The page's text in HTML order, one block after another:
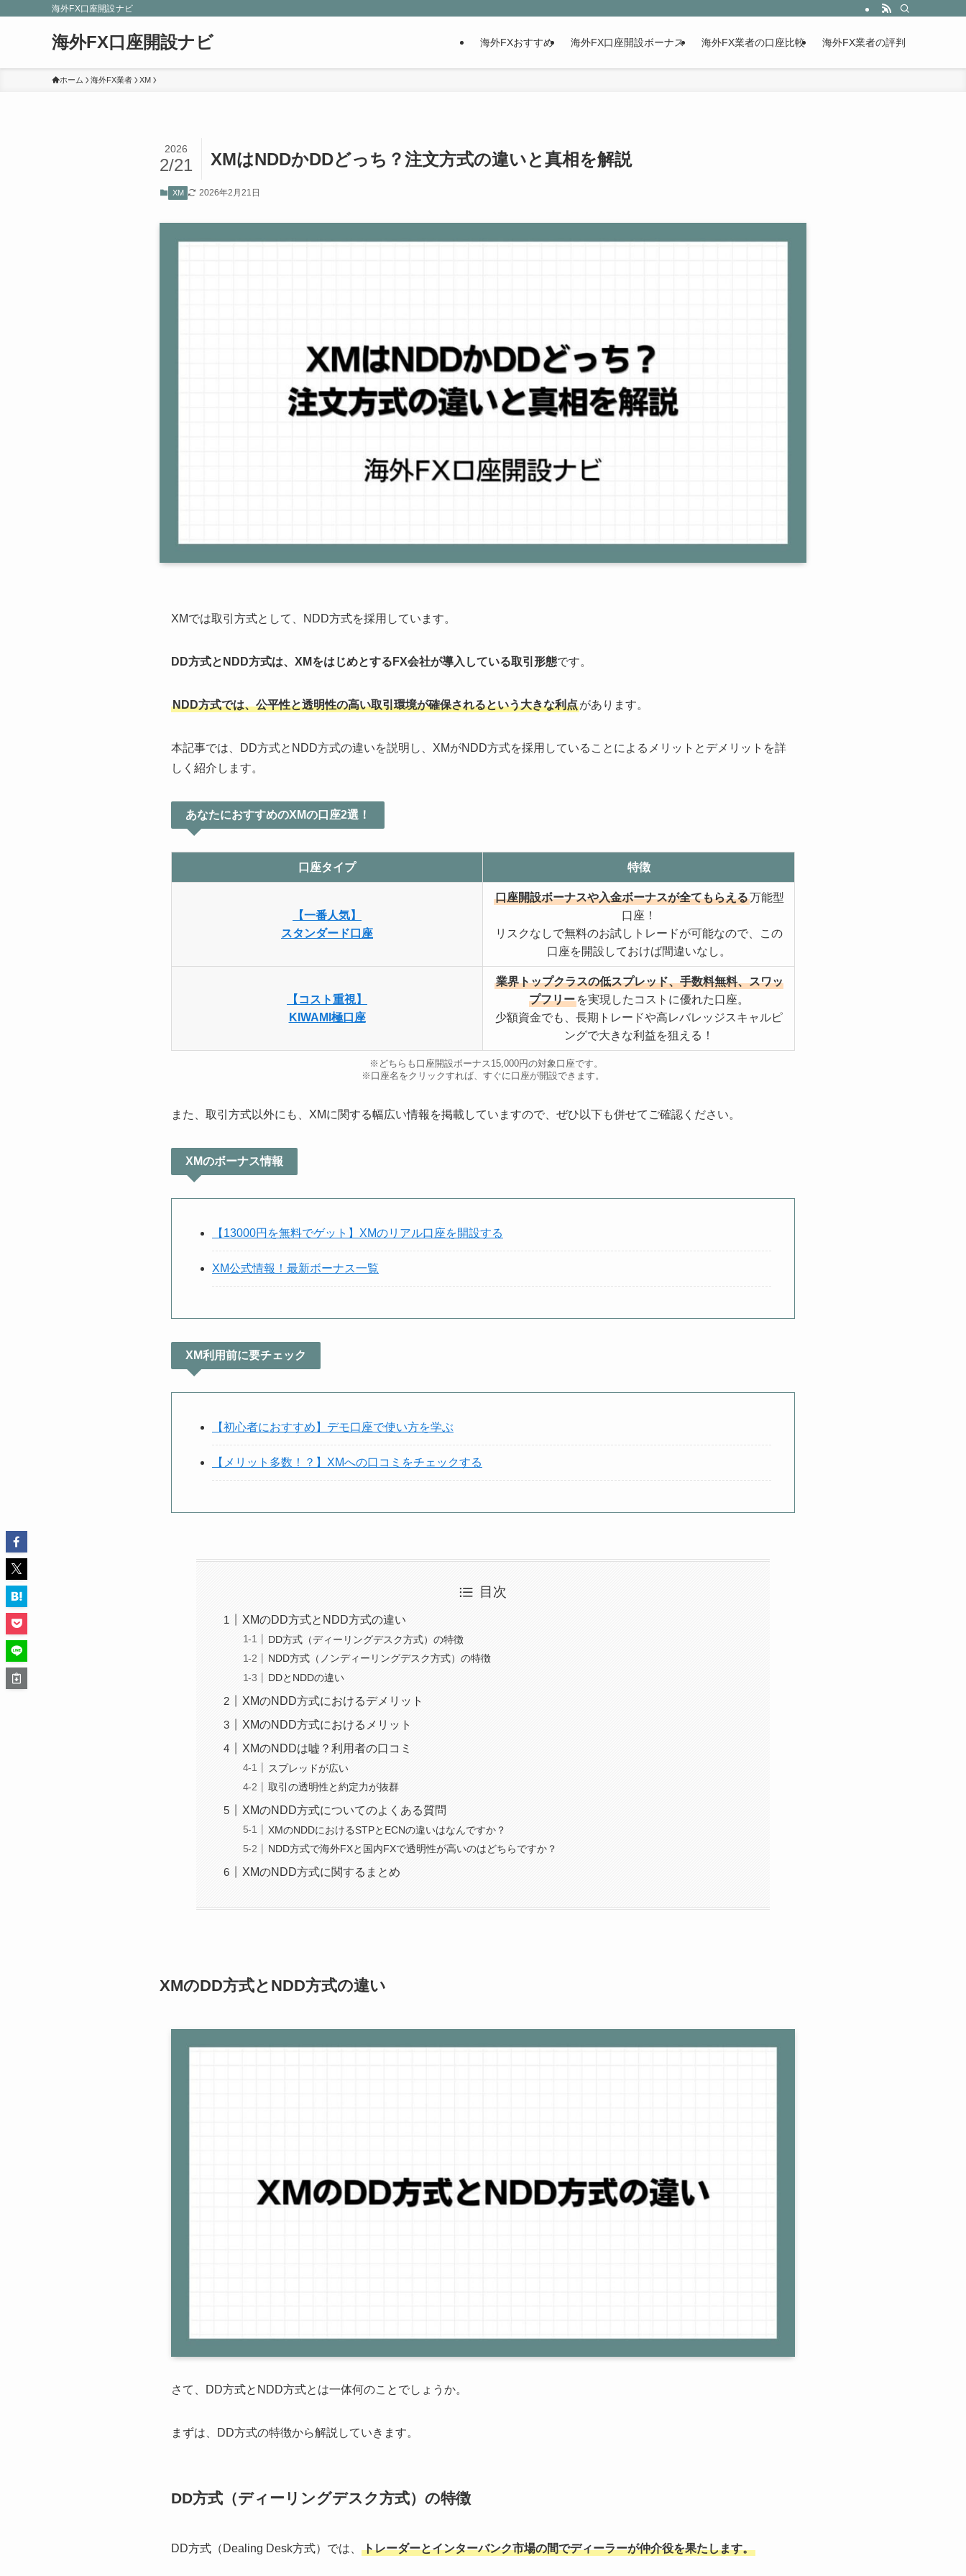
海外FX口座開設ナビ
海外FX口座開設ナビ 海外FXおすすめ 海外FX口座開設ボーナス 海外FX業者の口座比較 海外FX業者の評判
ホーム 海外FX業者 XM
XMはNDDかDDどっち？注文方式の違いと真相を解説
2026
2/21
XM 2026年2月21日
XMでは取引方式として、NDD方式を採用しています。
DD方式とNDD方式は、XMをはじめとするFX会社が導入している取引形態です。
NDD方式では、公平性と透明性の高い取引環境が確保されるという大きな利点があります。
本記事では、DD方式とNDD方式の違いを説明し、XMがNDD方式を採用していることによるメリットとデメリットを詳
しく紹介します。
あなたにおすすめのXMの口座2選！
口座タイプ 特徴
【一番人気】
スタンダード口座
口座開設ボーナスや入金ボーナスが全てもらえる万能型
口座！
リスクなしで無料のお試しトレードが可能なので、この
口座を開設しておけば間違いなし。
【コスト重視】
KIWAMI極口座
業界トップクラスの低スプレッド、手数料無料、スワッ
プフリーを実現したコストに優れた口座。
少額資金でも、長期トレードや高レバレッジスキャルピ
ングで大きな利益を狙える！
※どちらも口座開設ボーナス15,000円の対象口座です。
※口座名をクリックすれば、すぐに口座が開設できます。
また、取引方式以外にも、XMに関する幅広い情報を掲載していますので、ぜひ以下も併せてご確認ください。
XMのボーナス情報
【13000円を無料でゲット】XMのリアル口座を開設する
XM公式情報！最新ボーナス一覧
XM利用前に要チェック
【初心者におすすめ】デモ口座で使い方を学ぶ
【メリット多数！？】XMへの口コミをチェックする
目次
XMのDD方式とNDD方式の違い
DD方式（ディーリングデスク方式）の特徴
NDD方式（ノンディーリングデスク方式）の特徴
DDとNDDの違い
XMのNDD方式におけるデメリット
XMのNDD方式におけるメリット
XMのNDDは嘘？利用者の口コミ
スプレッドが広い
取引の透明性と約定力が抜群
XMのNDD方式についてのよくある質問
XMのNDDにおけるSTPとECNの違いはなんですか？
NDD方式で海外FXと国内FXで透明性が高いのはどちらですか？
XMのNDD方式に関するまとめ
XMのDD方式とNDD方式の違い
さて、DD方式とNDD方式とは一体何のことでしょうか。
まずは、DD方式の特徴から解説していきます。
DD方式（ディーリングデスク方式）の特徴
DD方式（Dealing Desk方式）では、 トレーダーとインターバンク市場の間でディーラーが仲介役を果たします。